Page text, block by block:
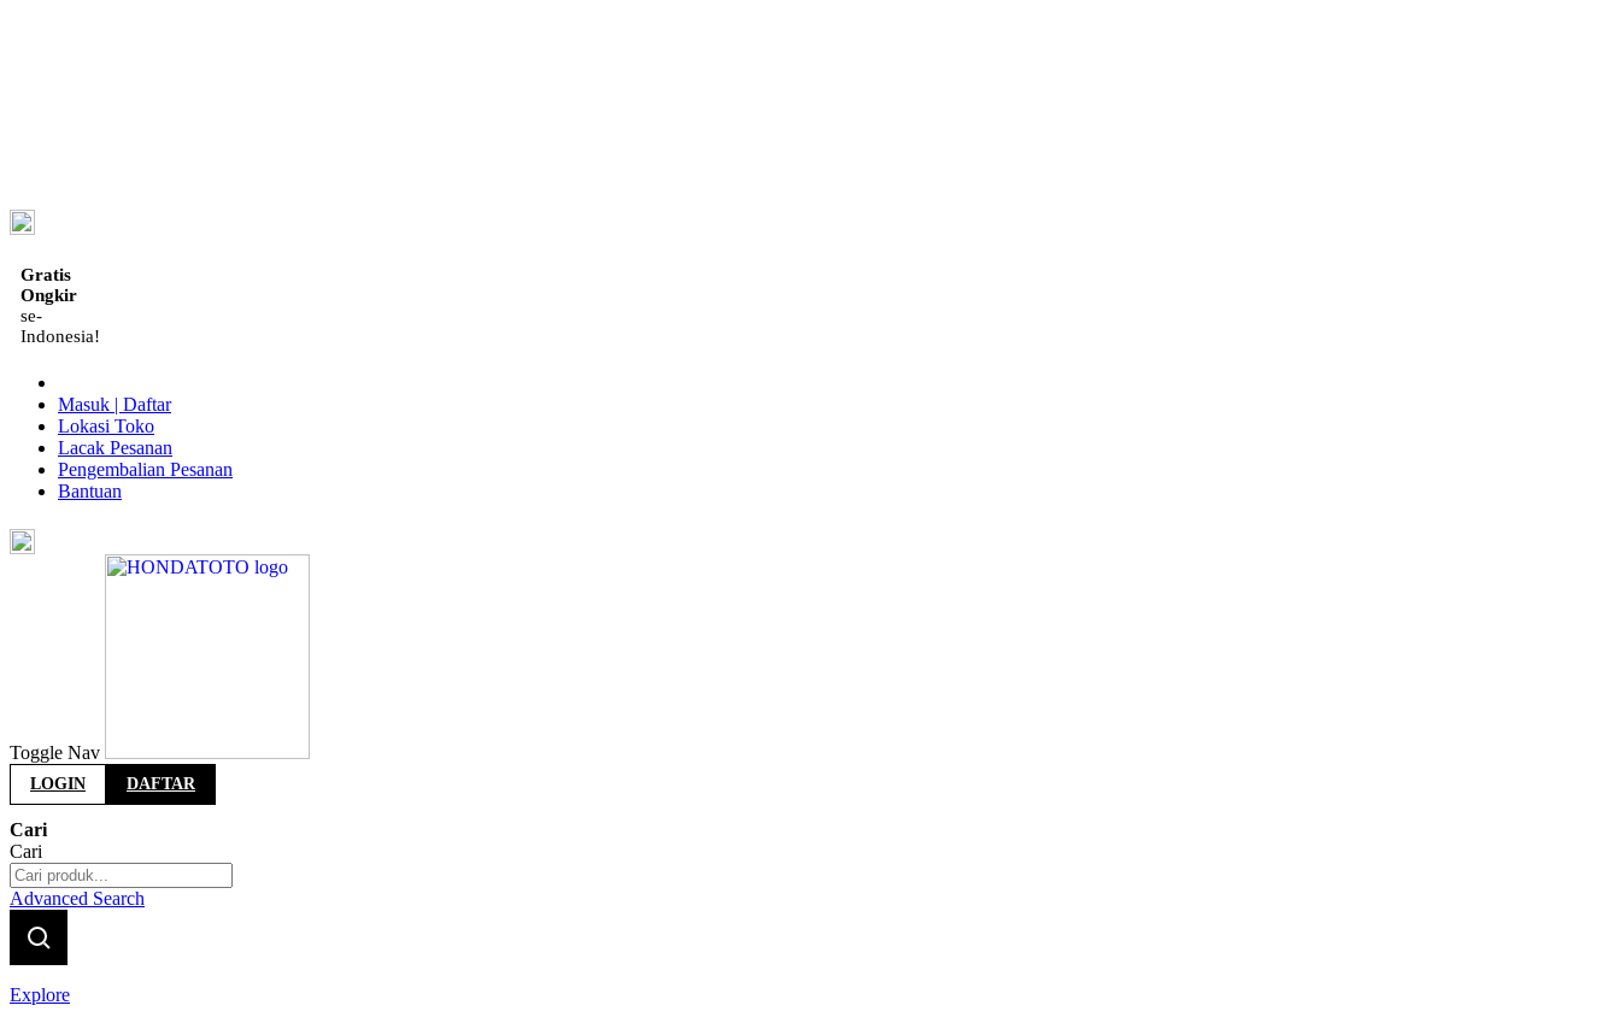
Gratis
Ongkir
se-
Indonesia!
Masuk | Daftar
Lokasi Toko
Lacak Pesanan
Pengembalian Pesanan
Bantuan
Toggle Nav
LOGIN DAFTAR
Cari
Cari
Advanced Search
Explore